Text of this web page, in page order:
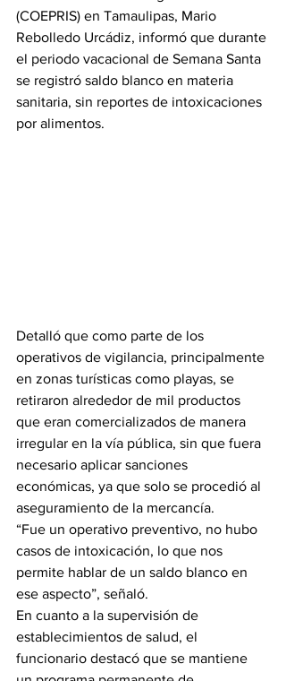
(COEPRIS) en Tamaulipas, Mario
Rebolledo Urcádiz, informó que durante
el periodo vacacional de Semana Santa
se registró saldo blanco en materia
sanitaria, sin reportes de intoxicaciones
por alimentos.
Detalló que como parte de los
operativos de vigilancia, principalmente
en zonas turísticas como playas, se
retiraron alrededor de mil productos
que eran comercializados de manera
irregular en la vía pública, sin que fuera
necesario aplicar sanciones
económicas, ya que solo se procedió al
aseguramiento de la mercancía.
“Fue un operativo preventivo, no hubo
casos de intoxicación, lo que nos
permite hablar de un saldo blanco en
ese aspecto”, señaló.
En cuanto a la supervisión de
establecimientos de salud, el
funcionario destacó que se mantiene